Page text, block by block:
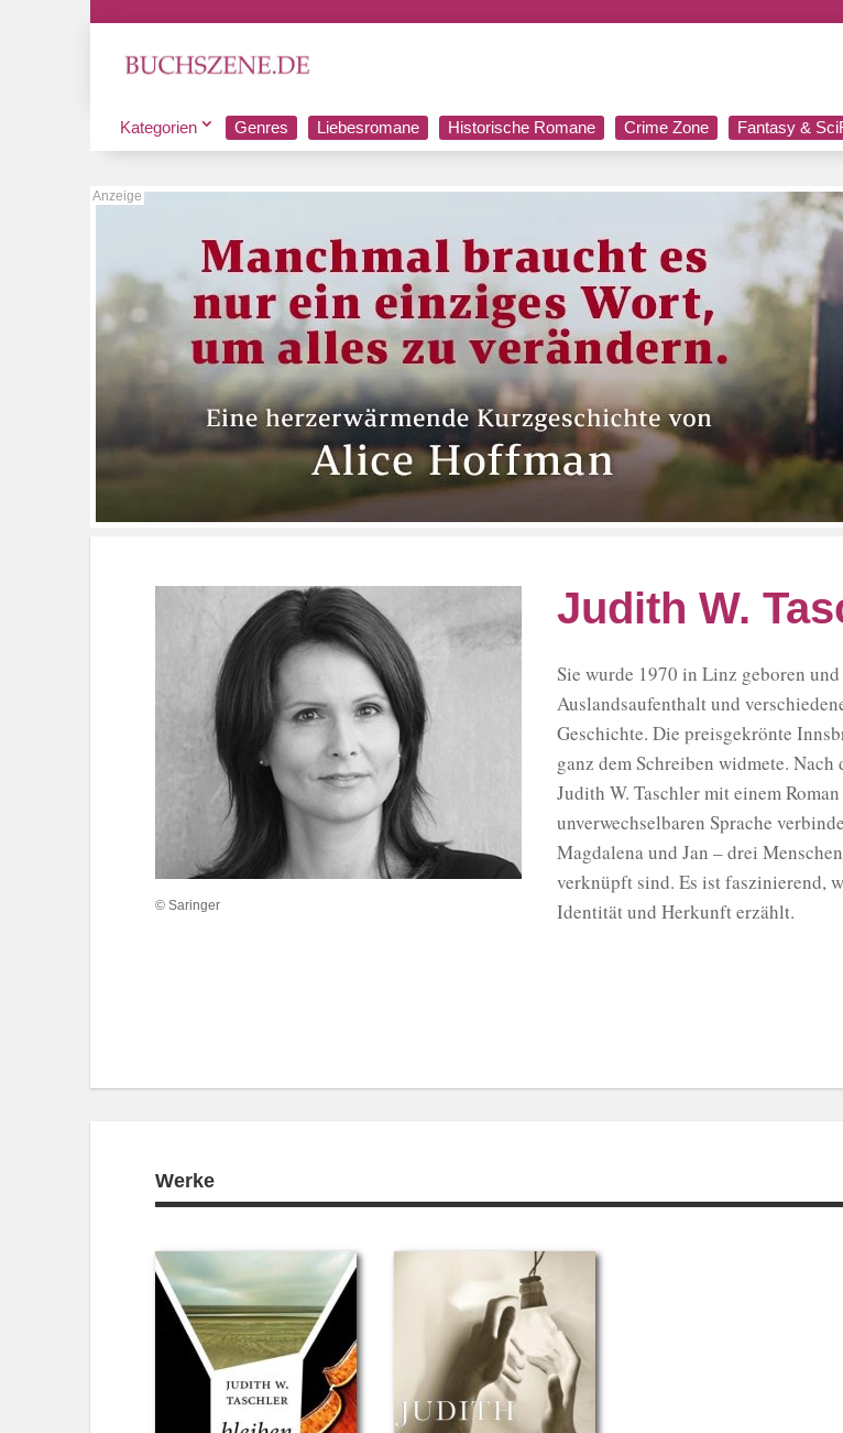
Kategorien Genres Liebesromane Historische Romane Crime Zone Fantasy &
© Saringer
Judith W.
Sie wurde 1970 in Linz geboren
Auslandsaufenthalt und
Geschichte. Die preisgekrönte
ganz dem Schreiben widmete.
Judith W. Taschler mit einem
unverwechselbaren Sprache
Magdalena und Jan – drei
verknüpft sind. Es ist faszinierend,
Identität und Herkunft erzählt.
Werke